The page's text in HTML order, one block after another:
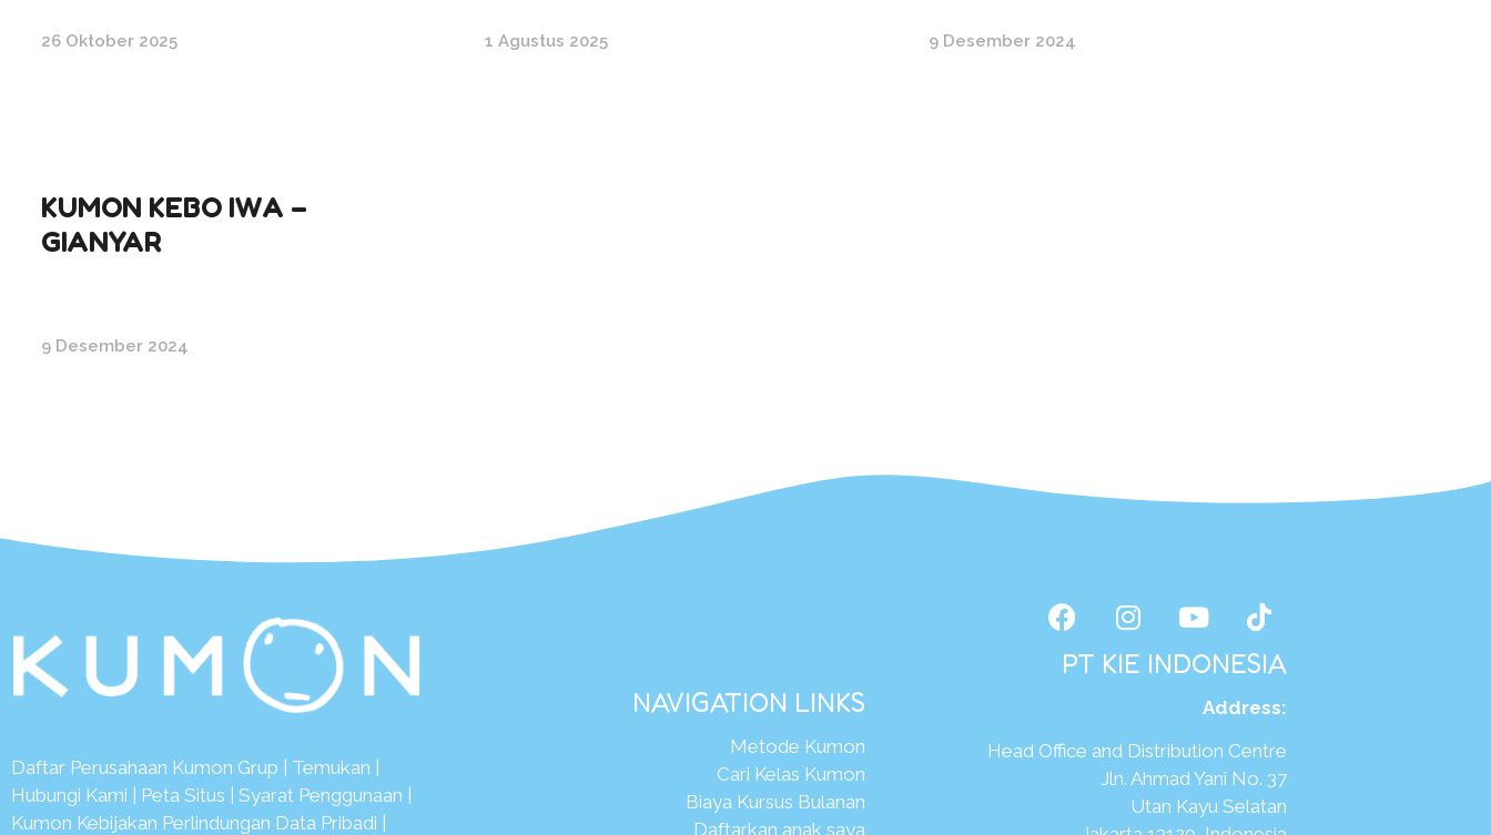
26 Oktober 2025 1 Agustus 2025 9 Desember 2024
KUMON KEBO IWA –
GIANYAR
9 Desember 2024
Daftar Perusahaan Kumon Grup Temukan
Hubungi Kami
Peta Situs Syarat Penggunaan
Kumon Kebijakan Perlindungan Data Pribadi
NAVIGATION LINKS
Metode Kumon
Cari Kelas Kumon
Biaya Kursus Bulanan
Daftarkan anak saya
PT KIE INDONESIA
Address:
Head Office and Distribution Centre
Jln. Ahmad Yani No. 37
Utan Kayu Selatan